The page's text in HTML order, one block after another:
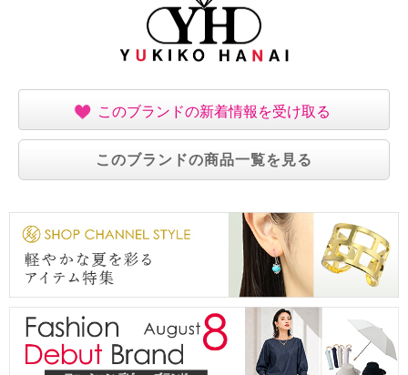
このブランドの新着情報を受け取る
このブランドの商品一覧を見る